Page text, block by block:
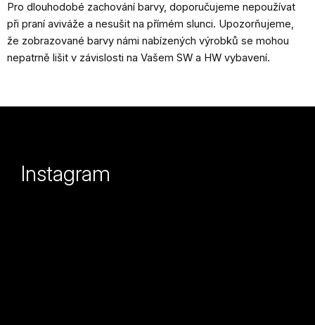
Pro dlouhodobé zachování barvy, doporučujeme nepoužívat
při praní aviváže a nesušit na přímém slunci. Upozorňujeme,
že zobrazované barvy námi nabízených výrobků se mohou
nepatrně lišit v závislosti na Vašem SW a HW vybavení.
Instagram